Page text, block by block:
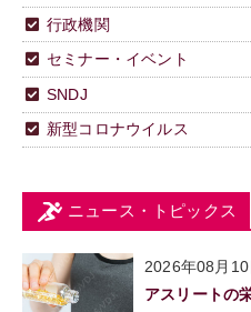
行政機関
セミナー・イベント
SNDJ
新型コロナウイルス
ニュース・トピックス
2026年08月10
アスリートの